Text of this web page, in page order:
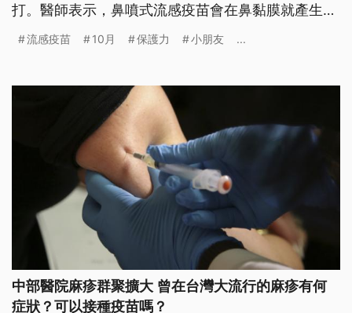
打。醫師表示，鼻噴式流感疫苗會在鼻黏膜就產生黏
型疫苗是活性減毒病毒，僅適用於2到18歲以下使
罹病風險。
流感疫苗 10月 保護力 小朋友 ...
中部醫院麻疹群聚擴大 曾在台灣大流行的麻疹有何
症狀？可以接種疫苗嗎？